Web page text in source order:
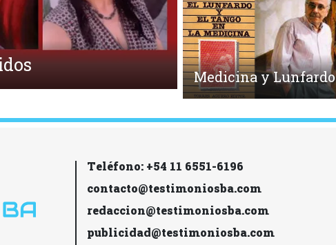
Medicina y Lunfardo
Teléfono: +54 11 6551-6196
contacto@testimoniosba.com
redaccion@testimoniosba.com
publicidad@testimoniosba.com